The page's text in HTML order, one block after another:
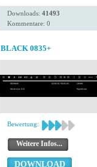
Downloads: 41493
Kommentare: 0
BLACK 0835+
Bewertung:
Weitere Infos...
DOWNLOAD